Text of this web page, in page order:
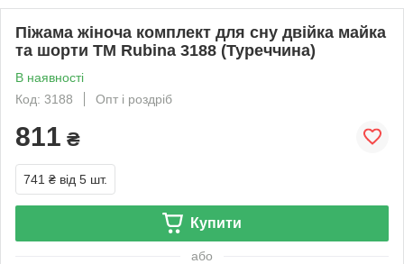
Піжама жіноча комплект для сну двійка майка
та шорти ТМ Rubina 3188 (Туреччина)
В наявності
Код: 3188
Опт і роздріб
811 ₴
741 ₴ від 5 шт.
Купити
або